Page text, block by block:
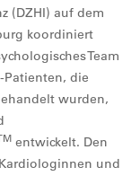
(DZHI) auf dem
koordiniert
Team
die
wurden,
entwickelt. Den
und